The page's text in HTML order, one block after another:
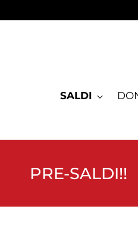
SALDI
PRE-SALDI!!